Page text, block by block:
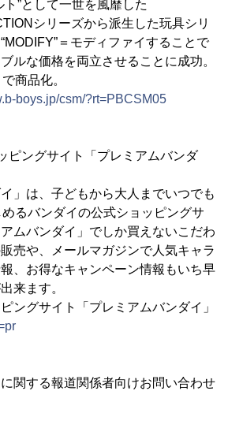
”として一世を風靡した
シリーズから派生した玩具シリ
＝モディファイすることで
ルな価格を両立させることに成功。
商品化。
boys.jp/csm/?rt=PBCSM05
ピングサイト「プレミアムバンダ
」は、子どもから大人までいつでも
るバンダイの公式ショッピングサ
ムバンダイ」でしか買えないこだわ
売や、メールマガジンで人気キャラ
、お得なキャンペーン情報もいち早
来ます。
ングサイト「プレミアムバンダイ」
に関する報道関係者向けお問い合わせ